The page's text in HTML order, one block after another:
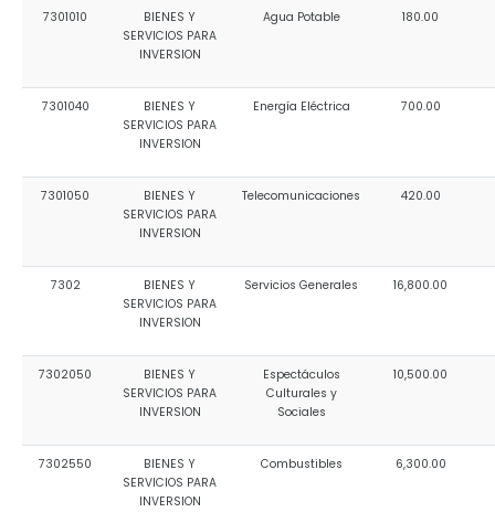
7301010
BIENES Y
SERVICIOS PARA
INVERSION
Agua Potable 180.00
7301040
BIENES Y
SERVICIOS PARA
INVERSION
Energía Eléctrica 700.00
7301050
BIENES Y
SERVICIOS PARA
INVERSION
Telecomunicaciones 420.00
7302
BIENES Y
SERVICIOS PARA
INVERSION
Servicios Generales 16,800.00
7302050
BIENES Y
SERVICIOS PARA
INVERSION
Espectáculos
Culturales y
Sociales
10,500.00
7302550
BIENES Y
SERVICIOS PARA
INVERSION
Combustibles 6,300.00